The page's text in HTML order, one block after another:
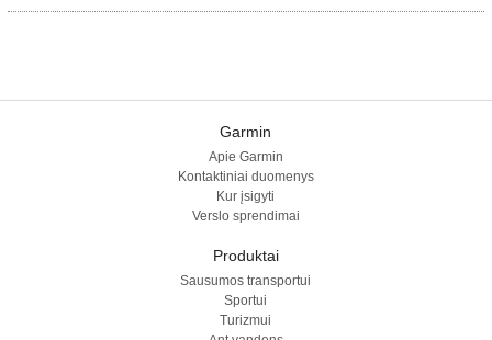
Garmin
Apie Garmin
Kontaktiniai duomenys
Kur įsigyti
Verslo sprendimai
Produktai
Sausumos transportui
Sportui
Turizmui